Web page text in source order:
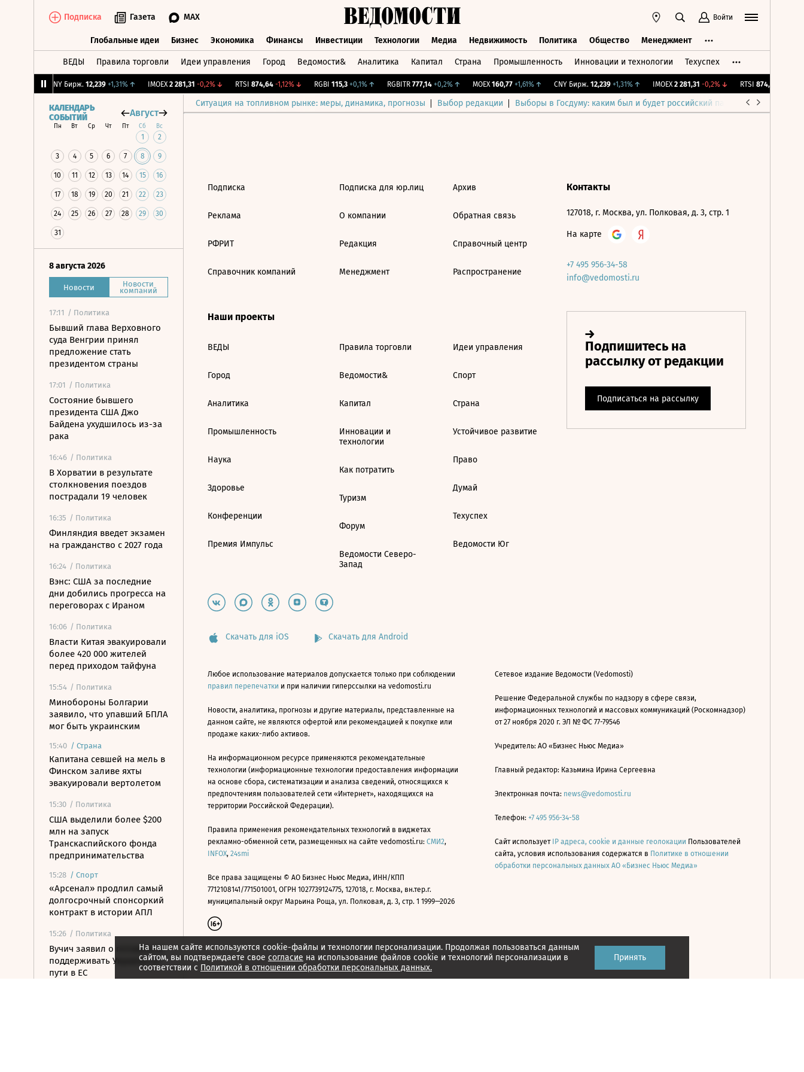
Подписка Газета MAX Войти
Глобальные идеи Бизнес Экономика Финансы Инвестиции Технологии Медиа Недвижимость Политика Общество Менеджмент
ВЕДЫ Правила торговли Идеи управления Город Ведомости& Аналитика Капитал Страна Промышленность Инновации и технологии Техуспех
CNY Бирж. 12,239 +1,31%↑ IMOEX 2 281,31 -0,2%↓ RTSI 874,64 -1,12%↓ RGBI 115,3 +0,1%↑ RGBITR 777,14 +0,2%↑ MOEX 160,77 +1,61%↑ CNY Бирж. 12,239 +1,31%↑ IMOEX 2 281,31 -0,2%↓ RTSI 874,64
Ситуация на топливном рынке: меры, динамика, прогнозы Выбор редакции Выборы в Госдуму: каким был и будет российский парламент
КАЛЕНДАРЬ
СОБЫТИЙ
Август
Пн Вт Ср Чт Пт Сб Вс
1 2
3 4 5 6 7 8 9
10 11 12 13 14 15 16
17 18 19 20 21 22 23
24 25 26 27 28 29 30
31
8 августа 2026
Новости Новости
компаний
17:11 / Политика
Бывший глава Верховного
суда Венгрии принял
предложение стать
президентом страны
17:01 / Политика
Состояние бывшего
президента США Джо
Байдена ухудшилось из-за
рака
16:46 / Политика
В Хорватии в результате
столкновения поездов
пострадали 19 человек
16:35 / Политика
Финляндия введет экзамен
на гражданство с 2027 года
16:24 / Политика
Вэнс: США за последние
дни добились прогресса на
переговорах с Ираном
16:06 / Политика
Власти Китая эвакуировали
более 420 000 жителей
перед приходом тайфуна
15:54 / Политика
Минобороны Болгарии
заявило, что упавший БПЛА
мог быть украинским
15:40 / Страна
Капитана севшей на мель в
Финском заливе яхты
эвакуировали вертолетом
15:30 / Политика
США выделили более $200
млн на запуск
Транскаспийского фонда
предпринимательства
15:28 / Спорт
«Арсенал» продлил самый
долгосрочный спонсоркий
контракт в истории АПЛ
15:26 / Политика
Вучич заявил о готовности
поддерживать Украину на
пути в ЕС
На нашем сайте используются cookie-файлы и технологии персонализации. Продолжая пользоваться данным
сайтом, вы подтверждаете свое согласие на использование файлов cookie и технологий персонализации в
соответствии с Политикой в отношении обработки персональных данных.
Принять
Подписка
Реклама
РФРИТ
Справочник компаний
Подписка для юр.лиц
О компании
Редакция
Менеджмент
Архив
Обратная связь
Справочный центр
Распространение
Наши проекты
ВЕДЫ
Город
Аналитика
Промышленность
Наука
Здоровье
Конференции
Премия Импульс
Правила торговли
Ведомости&
Капитал
Инновации и
технологии
Как потратить
Туризм
Форум
Ведомости Северо-
Запад
Идеи управления
Спорт
Страна
Устойчивое развитие
Право
Думай
Техуспех
Ведомости Юг
Контакты
127018, г. Москва, ул. Полковая, д. 3, стр. 1
На карте
+7 495 956-34-58
info@vedomosti.ru
Скачать для iOS Скачать для Android
Любое использование материалов допускается только при соблюдении
правил перепечатки и при наличии гиперссылки на vedomosti.ru
Новости, аналитика, прогнозы и другие материалы, представленные на
данном сайте, не являются офертой или рекомендацией к покупке или
продаже каких-либо активов.
На информационном ресурсе применяются рекомендательные
технологии (информационные технологии предоставления информации
на основе сбора, систематизации и анализа сведений, относящихся к
предпочтениям пользователей сети «Интернет», находящихся на
территории Российской Федерации).
Правила применения рекомендательных технологий в виджетах
рекламно-обменной сети, размещенных на сайте vedomosti.ru: СМИ2,
INFOX, 24smi
Все права защищены © АО Бизнес Ньюс Медиа, ИНН/КПП
7712108141/771501001, ОГРН 1027739124775, 127018, г. Москва, вн.тер.г.
муниципальный округ Марьина Роща, ул. Полковая, д. 3, стр. 1 1999—2026
Сетевое издание Ведомости (Vedomosti)
Решение Федеральной службы по надзору в сфере связи,
информационных технологий и массовых коммуникаций (Роскомнадзор)
от 27 ноября 2020 г. ЭЛ № ФС 77-79546
Учредитель: АО «Бизнес Ньюс Медиа»
Главный редактор: Казьмина Ирина Сергеевна
Электронная почта: news@vedomosti.ru
Телефон: +7 495 956-34-58
Сайт использует IP адреса, cookie и данные геолокации Пользователей
сайта, условия использования содержатся в Политике в отношении
обработки персональных данных АО «Бизнес Ньюс Медиа»